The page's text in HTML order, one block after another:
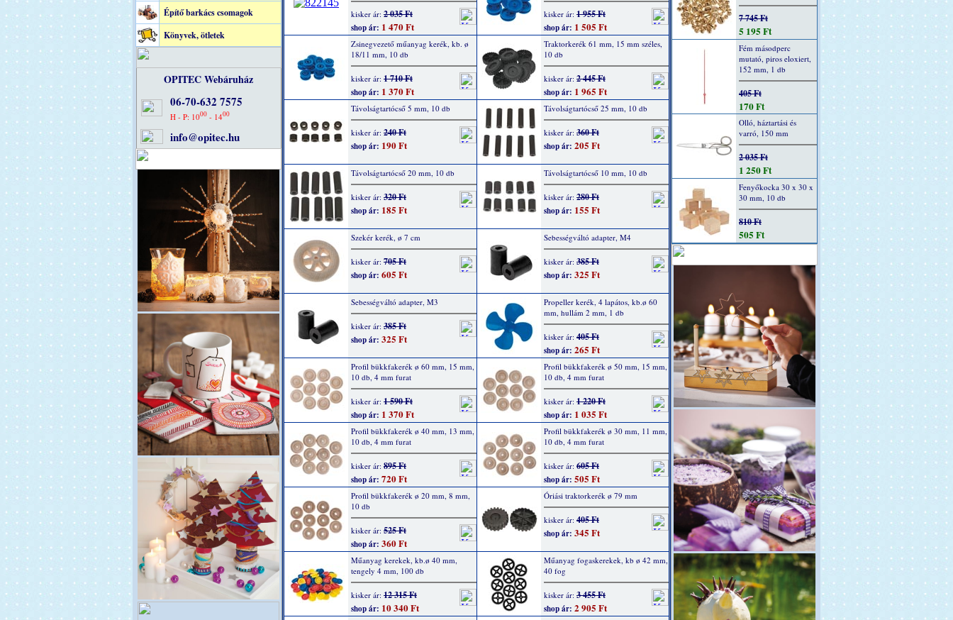
Építő barkács csomagok
Könyvek, ötletek
OPITEC Webáruház
06-70-632 7575
H - P: 1000- 1400
info@opitec.hu
kisker ár: 2 035 Ft
shop ár: 1 470 Ft
kisker ár: 1 955 Ft
shop ár: 1 505 Ft
Zsinegvezető műanyag kerék, kb. ø
18/11 mm, 10 db
kisker ár: 1 710 Ft
shop ár: 1 370 Ft
Traktorkerék 61 mm, 15 mm széles,
10 db
kisker ár: 2 445 Ft
shop ár: 1 965 Ft
Távolságtartócső 5 mm, 10 db
kisker ár: 240 Ft
shop ár: 190 Ft
Távolságtartócső 25 mm, 10 db
kisker ár: 360 Ft
shop ár: 205 Ft
Távolságtartócső 20 mm, 10 db
kisker ár: 320 Ft
shop ár: 185 Ft
Távolságtartócső 10 mm, 10 db
kisker ár: 280 Ft
shop ár: 155 Ft
Szekér kerék, ø 7 cm
kisker ár: 705 Ft
shop ár: 605 Ft
Sebességváltó adapter, M4
kisker ár: 385 Ft
shop ár: 325 Ft
Sebességváltó adapter, M3
kisker ár: 385 Ft
shop ár: 325 Ft
Propeller kerék, 4 lapátos, kb.ø 60
mm, hullám 2 mm, 1 db
kisker ár: 405 Ft
shop ár: 265 Ft
Profil bükkfakerék ø 60 mm, 15 mm,
10 db, 4 mm furat
kisker ár: 1 590 Ft
shop ár: 1 370 Ft
Profil bükkfakerék ø 50 mm, 15 mm,
10 db, 4 mm furat
kisker ár: 1 220 Ft
shop ár: 1 035 Ft
Profil bükkfakerék ø 40 mm, 13 mm,
10 db, 4 mm furat
kisker ár: 895 Ft
shop ár: 720 Ft
Profil bükkfakerék ø 30 mm, 11 mm,
10 db, 4 mm furat
kisker ár: 605 Ft
shop ár: 505 Ft
Profil bükkfakerék ø 20 mm, 8 mm,
10 db
kisker ár: 525 Ft
shop ár: 360 Ft
Óriási traktorkerék ø 79 mm
kisker ár: 405 Ft
shop ár: 345 Ft
Műanyag kerekek, kb.ø 40 mm,
tengely 4 mm, 100 db
kisker ár: 12 315 Ft
shop ár: 10 340 Ft
Műanyag fogaskerekek, kb ø 42 mm,
40 fog
kisker ár: 3 455 Ft
shop ár: 2 905 Ft
7 745 Ft
5 195 Ft
Fém másodperc
mutató, piros eloxiert,
152 mm, 1 db
405 Ft
170 Ft
Olló, háztartási és
varró, 150 mm
2 035 Ft
1 250 Ft
Fenyőkocka 30 x 30 x
30 mm, 10 db
810 Ft
505 Ft